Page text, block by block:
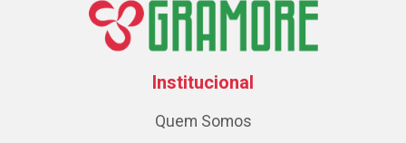
Institucional
Quem Somos